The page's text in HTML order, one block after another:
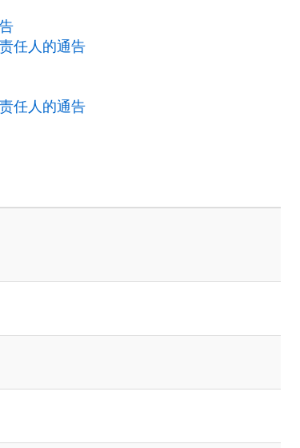
任人的通告
任人的通告